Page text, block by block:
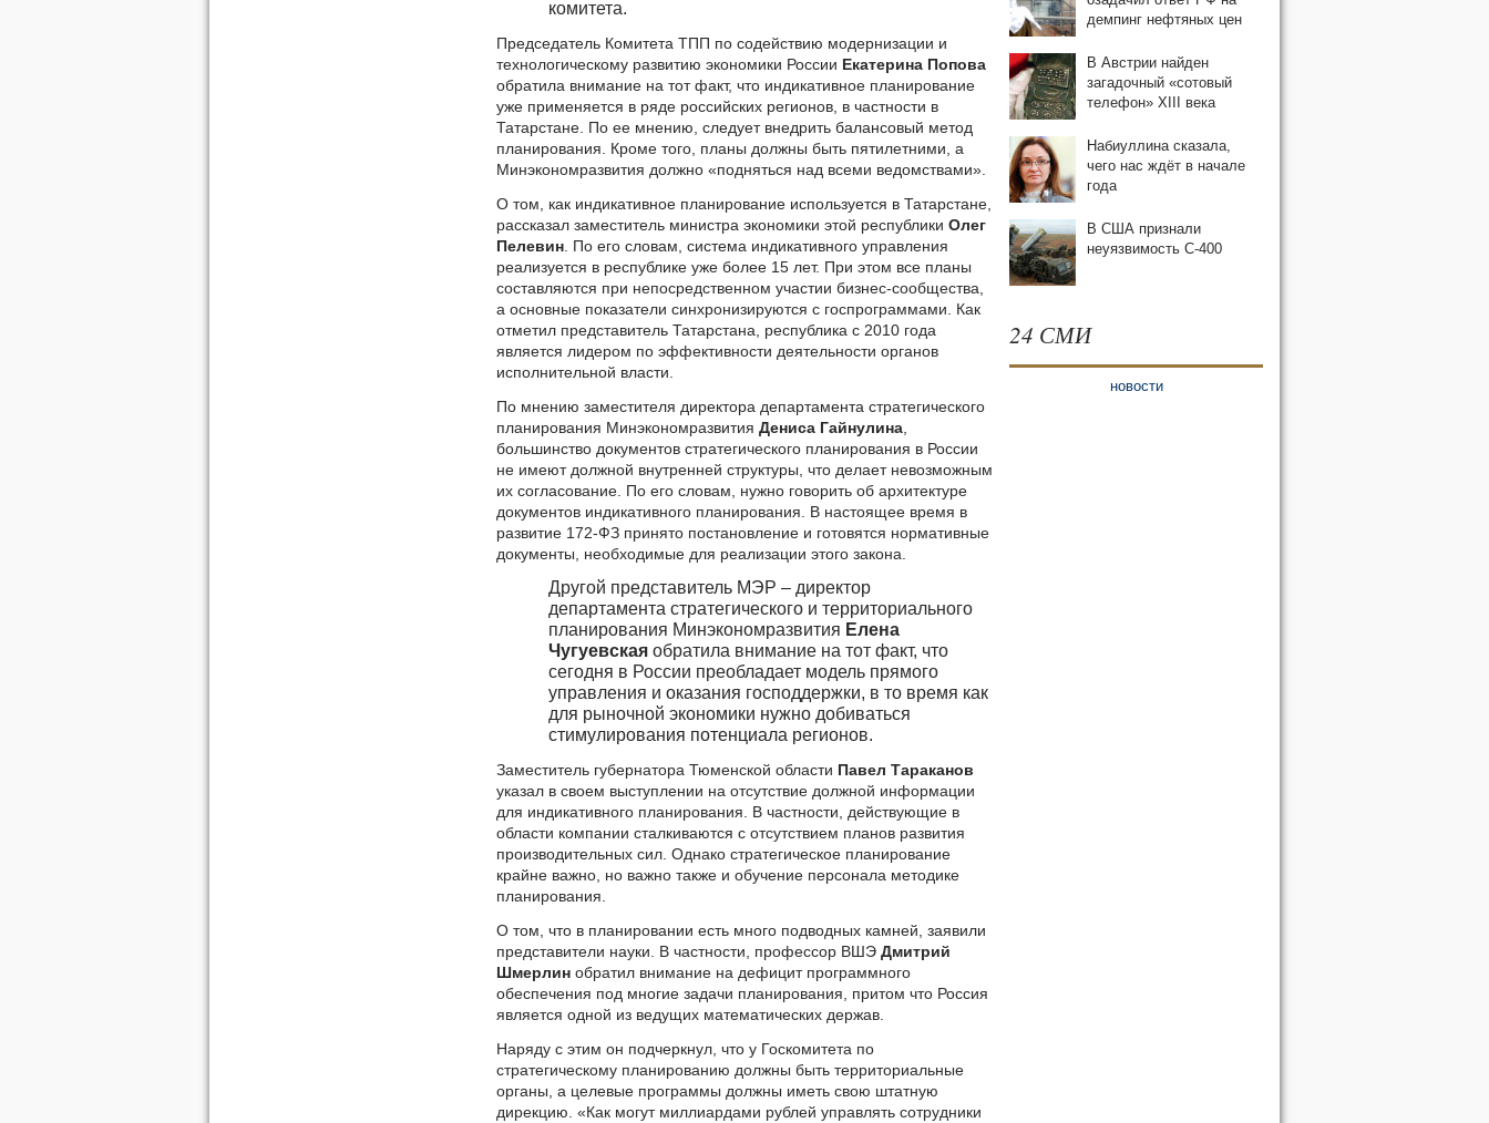
комитета.
Председатель Комитета ТПП по содействию модернизации и
технологическому развитию экономики России Екатерина Попова
обратила внимание на тот факт, что индикативное планирование
уже применяется в ряде российских регионов, в частности в
Татарстане. По ее мнению, следует внедрить балансовый метод
планирования. Кроме того, планы должны быть пятилетними, а
Минэкономразвития должно «подняться над всеми ведомствами».
О том, как индикативное планирование используется в Татарстане,
рассказал заместитель министра экономики этой республики Олег
Пелевин . По его словам, система индикативного управления
реализуется в республике уже более 15 лет. При этом все планы
составляются при непосредственном участии бизнес-сообщества,
а основные показатели синхронизируются с госпрограммами. Как
отметил представитель Татарстана, республика с 2010 года
является лидером по эффективности деятельности органов
исполнительной власти.
По мнению заместителя директора департамента стратегического
планирования Минэкономразвития Дениса Гайнулина
большинство документов стратегического планирования в России
не имеют должной внутренней структуры, что делает невозможным
их согласование. По его словам, нужно говорить об архитектуре
документов индикативного планирования. В настоящее время в
развитие 172-ФЗ принято постановление и готовятся нормативные
документы, необходимые для реализации этого закона.
Другой представитель МЭР – директор
департамента стратегического и территориального
планирования Минэкономразвития Елена
Чугуевская обратила внимание на тот факт, что
сегодня в России преобладает модель прямого
управления и оказания господдержки, в то время как
для рыночной экономики нужно добиваться
стимулирования потенциала регионов.
Заместитель губернатора Тюменской области Павел Тараканов
указал в своем выступлении на отсутствие должной информации
для индикативного планирования. В частности, действующие в
области компании сталкиваются с отсутствием планов развития
производительных сил. Однако стратегическое планирование
крайне важно, но важно также и обучение персонала методике
планирования.
О том, что в планировании есть много подводных камней, заявили
представители науки. В частности, профессор ВШЭ Дмитрий
Шмерлин обратил внимание на дефицит программного
обеспечения под многие задачи планирования, притом что Россия
является одной из ведущих математических держав.
Наряду с этим он подчеркнул, что у Госкомитета по
стратегическому планированию должны быть территориальные
органы, а целевые программы должны иметь свою штатную
дирекцию. «Как могут миллиардами рублей управлять сотрудники
демпинг нефтяных цен
В Австрии найден
загадочный «сотовый
телефон» XIII века
Набиуллина сказала,
чего нас ждёт в начале
года
В США признали
неуязвимость С-400
24 СМИ
новости